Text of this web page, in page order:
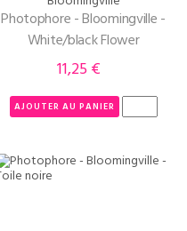
Photophore - Bloomingville -
White/black Flower
Prix
11,25 €
AJOUTER AU PANIER